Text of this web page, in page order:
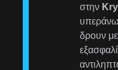
στην
δρουν με